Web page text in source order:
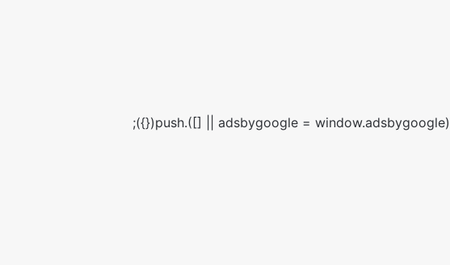
(adsbygoogle = window.adsbygoogle || []).push({});